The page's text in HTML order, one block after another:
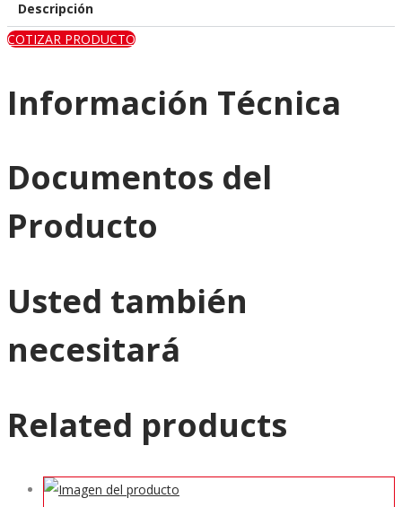
Descripción
COTIZAR PRODUCTO
Información Técnica
Documentos del
Producto
Usted también
necesitará
Related products